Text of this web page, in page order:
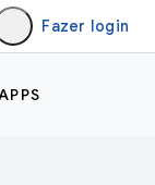
Fazer login